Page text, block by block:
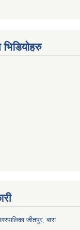
भिडियोहरु
जीतपुर, बारा